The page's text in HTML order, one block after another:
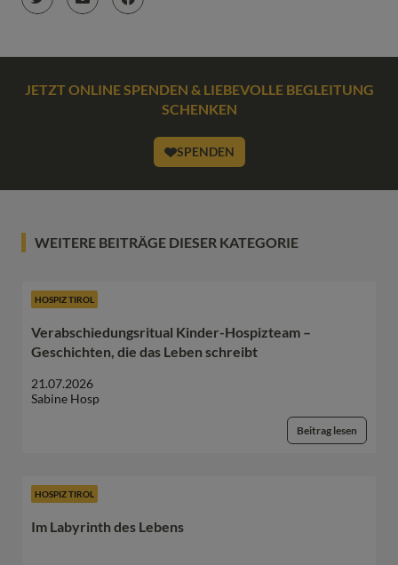
JETZT ONLINE SPENDEN & LIEBEVOLLE BEGLEITUNG
SCHENKEN
SPENDEN
WEITERE BEITRÄGE DIESER KATEGORIE
HOSPIZ TIROL
Verabschiedungsritual Kinder-Hospizteam –
Geschichten, die das Leben schreibt
21.07.2026
Sabine Hosp
Beitrag lesen
HOSPIZ TIROL
Im Labyrinth des Lebens